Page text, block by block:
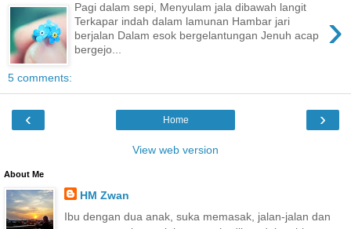
›
Pagi dalam sepi, Menyulam jala dibawah langit
Terkapar indah dalam lamunan Hambar jari
berjalan Dalam esok bergelantungan Jenuh acap
bergejo...
5 comments:
‹ ›
Home
View web version
About Me
HM Zwan
Ibu dengan dua anak, suka memasak, jalan-jalan dan